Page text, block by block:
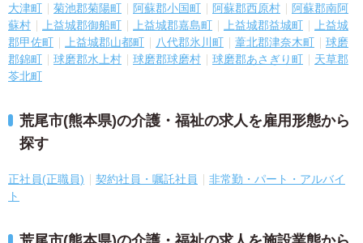
大津町
菊池郡菊陽町 阿蘇郡小国町 阿蘇郡西原村
阿蘇郡南阿
蘇村
上益城郡御船町 上益城郡嘉島町 上益城郡益城町
上益城
郡甲佐町
上益城郡山都町 八代郡氷川町 葦北郡津奈木町
球磨
郡錦町
球磨郡水上村 球磨郡球磨村 球磨郡あさぎり町
天草郡
苓北町
荒尾市(熊本県)の介護・福祉の求人を雇用形態から
探す
正社員(正職員) 契約社員・嘱託社員
非常勤・パート・アルバイ
ト